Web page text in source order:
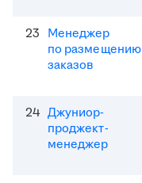
23 Менеджер
по размещению
заказов
24 Джуниор-
проджект-
менеджер